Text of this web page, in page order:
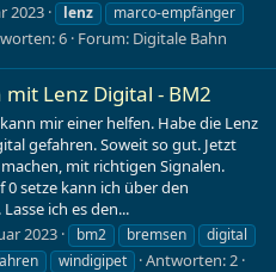
2023 lenz
marco-empfänger
6 Forum: Digitale Bahn
Lenz Digital - BM2
mir einer helfen. Habe die Lenz
gefahren. Soweit so gut. Jetzt
mit richtigen Signalen.
0 setze kann ich über den
ich es den...
2023 bm2 bremsen
digital
windigipet
Antworten: 2